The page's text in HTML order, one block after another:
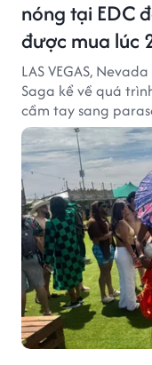
nóng tại EDC
được mua lúc
LAS VEGAS,
Saga kể về quá
cầm tay sang
sản phẩm được thị
công năng che